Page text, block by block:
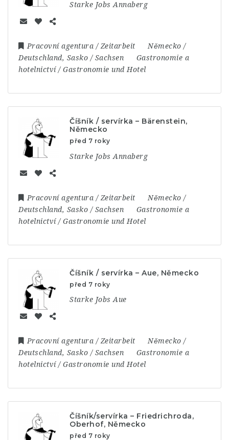
Starke Jobs Annaberg
Pracovní agentura / Zeitarbeit
Německo /
Deutschland, Sasko / Sachsen
Gastronomie a
hotelnictví / Gastronomie und Hotel
Číšník / servírka – Bärenstein,
Německo
před 7 roky
Starke Jobs Annaberg
Pracovní agentura / Zeitarbeit
Německo /
Deutschland, Sasko / Sachsen
Gastronomie a
hotelnictví / Gastronomie und Hotel
Číšník / servírka – Aue, Německo
před 7 roky
Starke Jobs Aue
Pracovní agentura / Zeitarbeit
Německo /
Deutschland, Sasko / Sachsen
Gastronomie a
hotelnictví / Gastronomie und Hotel
Číšník/servírka – Friedrichroda,
Oberhof, Německo
před 7 roky